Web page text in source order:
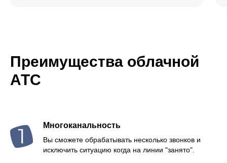
Преимущества облачной
АТС
Многоканальность
Вы сможете обрабатывать несколько звонков и
исключить ситуацию когда на линии "занято".